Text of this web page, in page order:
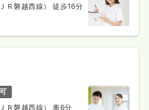
詳細を見る
Ｒ磐越西線） 徒歩16分
Ｒ磐越西線） 車6分